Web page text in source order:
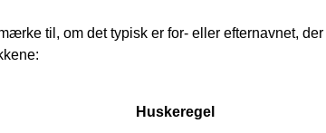
til, om det typisk er for- eller efternavnet, der
Huske­regel